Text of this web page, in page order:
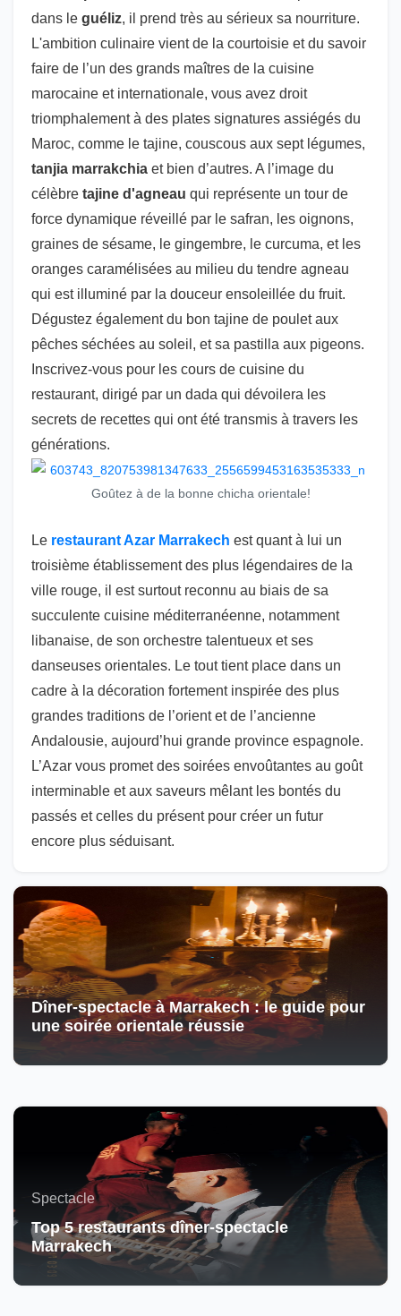
dans le guéliz, il prend très au sérieux sa nourriture.
L'ambition culinaire vient de la courtoisie et du savoir
faire de l’un des grands maîtres de la cuisine
marocaine et internationale, vous avez droit
triomphalement à des plates signatures assiégés du
Maroc, comme le tajine, couscous aux sept légumes,
tanjia marrakchia et bien d’autres. A l’image du
célèbre tajine d'agneau qui représente un tour de
force dynamique réveillé par le safran, les oignons,
graines de sésame, le gingembre, le curcuma, et les
oranges caramélisées au milieu du tendre agneau
qui est illuminé par la douceur ensoleillée du fruit.
Dégustez également du bon tajine de poulet aux
pêches séchées au soleil, et sa pastilla aux pigeons.
Inscrivez-vous pour les cours de cuisine du
restaurant, dirigé par un dada qui dévoilera les
secrets de recettes qui ont été transmis à travers les
générations.
Goûtez à de la bonne chicha orientale!
Le restaurant Azar Marrakech est quant à lui un
troisième établissement des plus légendaires de la
ville rouge, il est surtout reconnu au biais de sa
succulente cuisine méditerranéenne, notamment
libanaise, de son orchestre talentueux et ses
danseuses orientales. Le tout tient place dans un
cadre à la décoration fortement inspirée des plus
grandes traditions de l’orient et de l’ancienne
Andalousie, aujourd’hui grande province espagnole.
L’Azar vous promet des soirées envoûtantes au goût
interminable et aux saveurs mêlant les bontés du
passés et celles du présent pour créer un futur
encore plus séduisant.
Dîner-spectacle à Marrakech : le guide pour
une soirée orientale réussie
Spectacle
Top 5 restaurants dîner-spectacle
Marrakech